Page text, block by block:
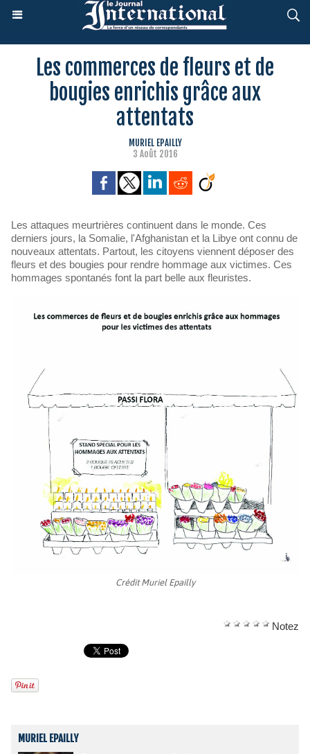
Les commerces de fleurs et de
bougies enrichis grâce aux
attentats
MURIEL EPAILLY
3 Août 2016
Les attaques meurtrières continuent dans le monde. Ces
derniers jours, la Somalie, l'Afghanistan et la Libye ont connu de
nouveaux attentats. Partout, les citoyens viennent déposer des
fleurs et des bougies pour rendre hommage aux victimes. Ces
hommages spontanés font la part belle aux fleuristes.
Crédit Muriel Epailly
Notez
MURIEL EPAILLY